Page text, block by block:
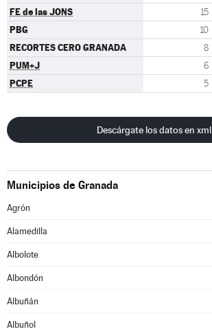
FE de las JONS 15
PBG 10
RECORTES CERO GRANADA 8
PUM+J 6
PCPE 5
Descárgate los datos en xml
Municipios de Granada
Agrón
Alamedilla
Albolote
Albondón
Albuñán
Albuñol